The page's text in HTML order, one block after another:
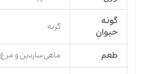
گونه
حیوان
گربه
طعم ماهی ساردین و مرغ